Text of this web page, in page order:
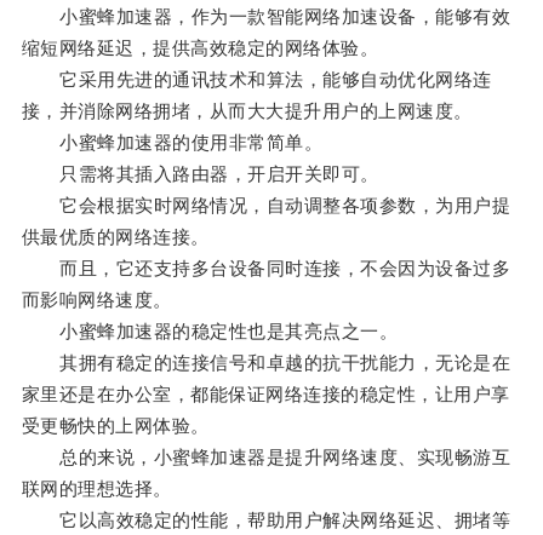
小蜜蜂加速器，作为一款智能网络加速设备，能够有效
缩短网络延迟，提供高效稳定的网络体验。
它采用先进的通讯技术和算法，能够自动优化网络连
接，并消除网络拥堵，从而大大提升用户的上网速度。
小蜜蜂加速器的使用非常简单。
只需将其插入路由器，开启开关即可。
它会根据实时网络情况，自动调整各项参数，为用户提
供最优质的网络连接。
而且，它还支持多台设备同时连接，不会因为设备过多
而影响网络速度。
小蜜蜂加速器的稳定性也是其亮点之一。
其拥有稳定的连接信号和卓越的抗干扰能力，无论是在
家里还是在办公室，都能保证网络连接的稳定性，让用户享
受更畅快的上网体验。
总的来说，小蜜蜂加速器是提升网络速度、实现畅游互
联网的理想选择。
它以高效稳定的性能，帮助用户解决网络延迟、拥堵等